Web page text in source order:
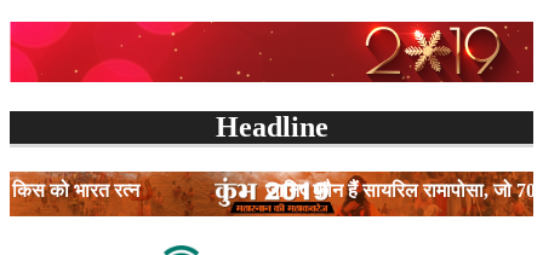
Headline
भारत रत्न जानिए कौन हैं सायरिल रामापोसा, जो 70वें